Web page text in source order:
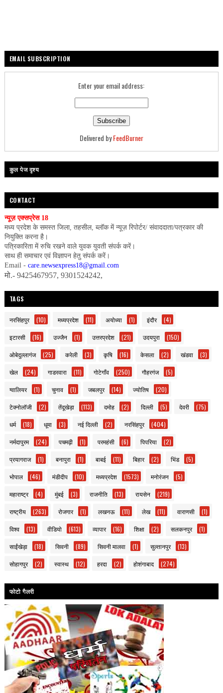
EMAIL SUBSCRIPTION
Enter your email address:
Delivered byFeedBurner
कुल पेज दृश्य
CONTACT
न्यूज़ एक्सप्रेस 18
मध्य प्रदेश के समस्त जिला, तहसील, ब्लॉक में न्यूज़ रिपोर्टर/ संवाददाता/पत्रकार की
नियुक्ति करना है।
पत्रिकारिता में रुचि रखने वाले युवक युवती संपर्क करें।
साथ ही समाचार एवं विज्ञापन हेतु संपर्क करें।
Email - care.newsexpress18@gmail.com
मो.- 9425467957, 9301524242,
TAGS
नरसिंहपुर (10) मध्यप्रदेश (11) अयोध्या (1) इंदौर (4)
इटारसी (16) उज्जैन (1) उत्तरप्रदेश (21) उदयपुरा (150)
ओबेदुल्लागंज (25) करेली (3) कृषि (16) केसला (2) खंडवा (3)
खेल (24) गाडरवारा (11) गोटेगाँव (250) गौहरगंज (5)
ग्वालियर (1) चुनाव (1) जबलपुर (14) ज्योतिष (20)
टेक्नोलॉजी (2) तेंदूखेड़ा (113) दमोह (2) दिल्ली (5) देवरी (75)
धर्म (18) धूमा (3) नई दिल्ली (2) नरसिंहपुर (404)
नर्मदापुरम (24) पचमढ़ी (1) परमहंसी (6) पिपरिया (2)
प्रयागराज (1) बनापुरा (1) बाबई (11) बिहार (2) भिंड (5)
भोपाल (46) मंडीदीप (10) मध्यप्रदेश (1573) मनोरंजन (5)
महाराष्ट्र (4) मुंबई (3) राजनीति (13) रायसेन (219)
राष्ट्रीय (263) रोजगार (1) लखनऊ (11) लेख (11) वाराणसी (1)
विश्व (13) वीडियो (613) व्यापार (16) शिक्षा (2) सलकनपुर (1)
साईंखेड़ा (18) सिवनी (89) सिवनी मालवा (1) सुल्तानपुर (13)
सोहागपुर (2) स्वास्थ (12) हरदा (2) होशंगाबाद (274)
फोटो गैलरी